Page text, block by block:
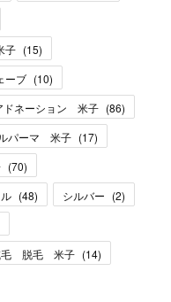
子 (15)
ーブ (10)
ドネーション 米子 (86)
パーマ 米子 (17)
(70)
(48) シルバー (2)
毛 脱毛 米子 (14)